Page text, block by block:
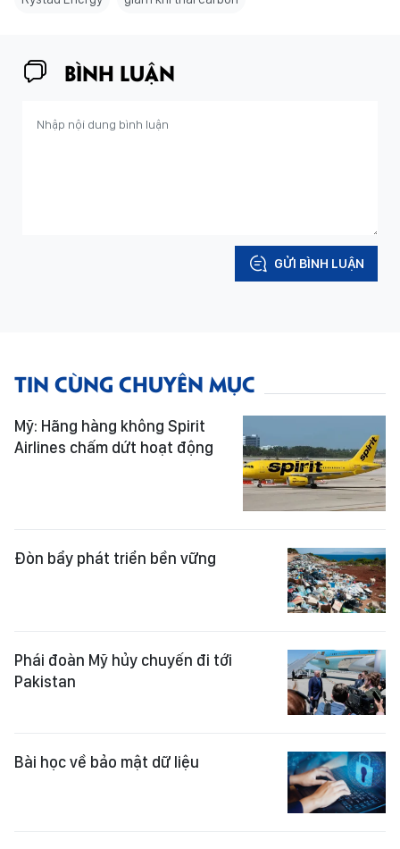
BÌNH LUẬN
GỬI BÌNH LUẬN
TIN CÙNG CHUYÊN MỤC
Mỹ: Hãng hàng không Spirit
Airlines chấm dứt hoạt động
Đòn bẩy phát triển bền vững
Phái đoàn Mỹ hủy chuyến đi tới
Pakistan
Bài học về bảo mật dữ liệu